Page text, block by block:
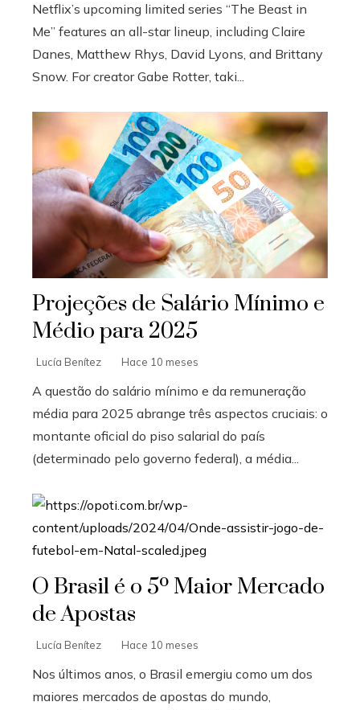
Netflix’s upcoming limited series “The Beast in
Me” features an all-star lineup, including Claire
Danes, Matthew Rhys, David Lyons, and Brittany
Snow. For creator Gabe Rotter, taki...
Projeções de Salário Mínimo e
Médio para 2025
Lucía Benítez Hace 10 meses
A questão do salário mínimo e da remuneração
média para 2025 abrange três aspectos cruciais: o
montante oficial do piso salarial do país
(determinado pelo governo federal), a média...
O Brasil é o 5º Maior Mercado
de Apostas
Lucía Benítez Hace 10 meses
Nos últimos anos, o Brasil emergiu como um dos
maiores mercados de apostas do mundo,